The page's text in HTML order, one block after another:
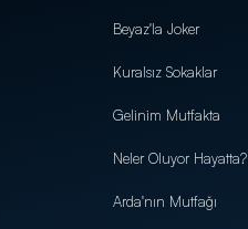
Beyaz'la Joker
Kuralsız Sokaklar
Gelinim Mutfakta
Neler Oluyor Hayatta?
Arda'nın Mutfağı